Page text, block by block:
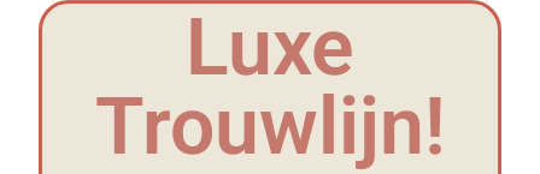
Luxe
Trouwlijn!